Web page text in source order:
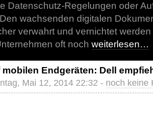
Datenschutz-Regelungen oder
wachsenden digitalen
verwahrt und vernichtet
oft noch weiterlesen…
Endgeräten: Dell
Mai 12, 2014 22:32 - noch keine